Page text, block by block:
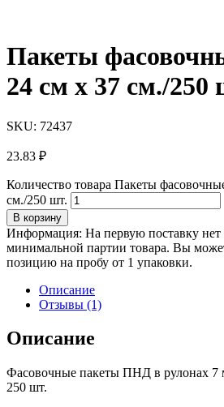
Пакеты
24 см х 37 см./250
SKU: 72437
23.83 ₽
Количество товара Пакеты
см./250 шт.
В корзину
Информация: На первую поставку
минимальной партии товара. Вы
позицию на пробу от 1 упаковки.
Описание
Отзывы (1)
Описание
Фасовочные пакеты ПНД в рулонах 7
250 шт.